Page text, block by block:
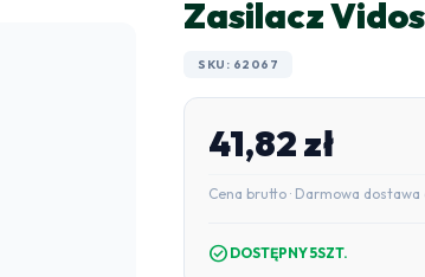
Zasilacz
SKU: 62067
41,82zł
Cena brutto · Darmowa dostawa
check_circle DOSTĘPNY 5SZT.